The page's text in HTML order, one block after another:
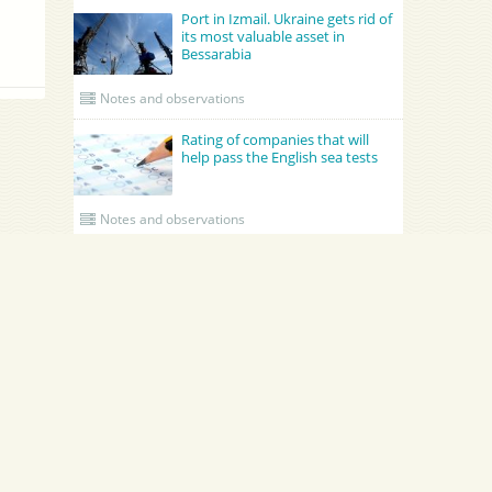
Port in Izmail. Ukraine gets rid of
its most valuable asset in
Bessarabia
Notes and observations
Rating of companies that will
help pass the English sea tests
Notes and observations